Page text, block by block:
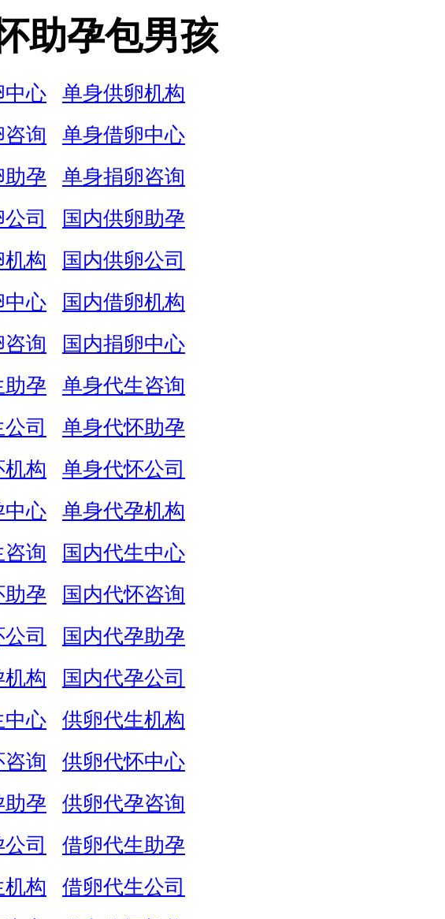
助孕包男孩
中心
单身供卵机构
询
单身借卵中心
助孕
单身捐卵咨询
司
国内供卵助孕
机构
国内供卵公司
中心
国内借卵机构
咨询
国内捐卵中心
助孕
单身代生咨询
司
单身代怀助孕
构
单身代怀公司
中心
单身代孕机构
咨询
国内代生中心
助孕
国内代怀咨询
司
国内代孕助孕
机构
国内代孕公司
中心
供卵代生机构
询
供卵代怀中心
助孕
供卵代孕咨询
司
借卵代生助孕
构
借卵代生公司